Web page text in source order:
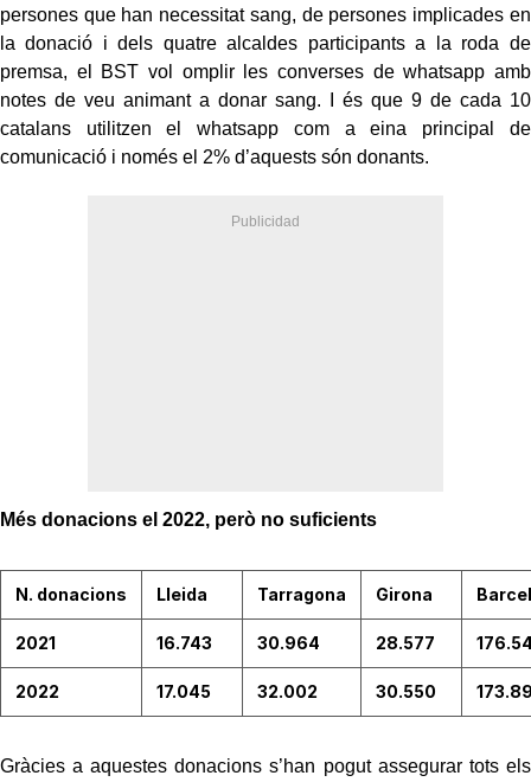
persones que han necessitat sang, de persones implicades en
la donació i dels quatre alcaldes participants a la roda de
premsa, el BST vol omplir les converses de whatsapp amb
notes de veu animant a donar sang. I és que 9 de cada 10
catalans utilitzen el whatsapp com a eina principal de
comunicació i només el 2% d’aquests són donants.
Més donacions el 2022, però no suficients
N. donacions Lleida Tarragona Girona
2021 16.743 30.964 28.577
2022 17.045 32.002 30.550
Gràcies a aquestes donacions s’han pogut assegurar tots els